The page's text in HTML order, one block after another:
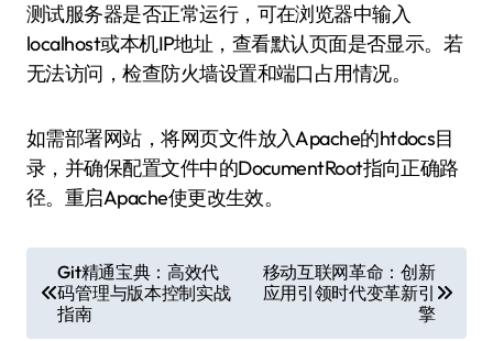
测试服务器是否正常运行，可在浏览器中输入
localhost或本机IP地址，查看默认页面是否显示。若
无法访问，检查防火墙设置和端口占用情况。
如需部署网站，将网页文件放入Apache的htdocs目
录，并确保配置文件中的DocumentRoot指向正确路
径。重启Apache使更改生效。
章
Git精通宝典：高效代
码管理与版本控制实战
指南
移动互联网革命：创新
应用引领时代变革新引
擎